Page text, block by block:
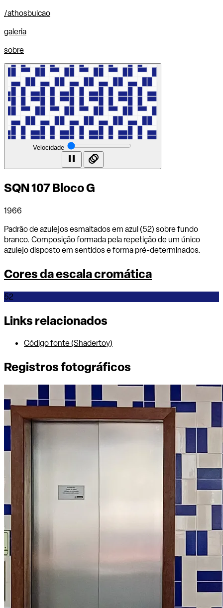
/athosbulcao
galeria
sobre
Velocidade
pause animation
SQN 107 Bloco G
1966
Padrão de azulejos esmaltados em azul (52) sobre fundo
branco. Composição formada pela repetição de um único
azulejo disposto em sentidos e forma pré-determinados.
Cores da escala cromática
52
+
Links relacionados
Código fonte (Shadertoy)
Registros fotográficos